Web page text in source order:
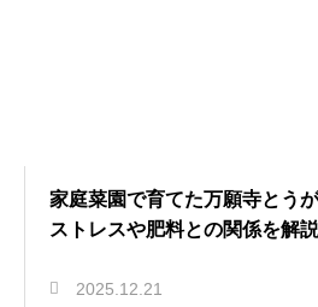
家庭菜園で育てた万願寺とう
ストレスや肥料との関係を解説
2025.12.21